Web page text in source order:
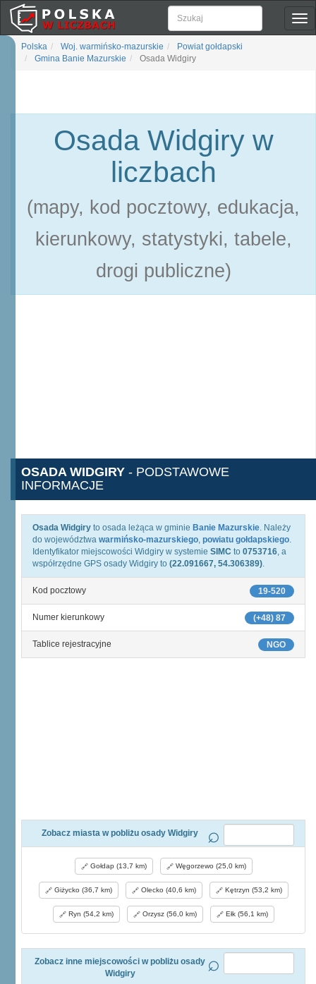
Polska Woj. warmińsko-mazurskie
Powiat gołdapski
Gmina Banie Mazurskie
Osada Widgiry
Osada Widgiry w
liczbach
(mapy, kod pocztowy, edukacja,
kierunkowy, statystyki, tabele,
drogi publiczne)
OSADA WIDGIRY - PODSTAWOWE
INFORMACJE
Osada Widgiry to osada leżąca w gminie Banie Mazurskie. Należy
do województwa warmińsko-mazurskiego, powiatu gołdapskiego.
Identyfikator miejscowości Widgiry w systemie SIMC to 0753716, a
współrzędne GPS osady Widgiry to (22.091667, 54.306389).
19-520
Kod pocztowy
(+48) 87
Numer kierunkowy
NGO
Tablice rejestracyjne
Zobacz miasta w pobliżu osady Widgiry
Gołdap (13,7 km) Węgorzewo (25,0 km)
Giżycko (36,7 km) Olecko (40,6 km) Kętrzyn (53,2 km)
Ryn (54,2 km) Orzysz (56,0 km) Ełk (56,1 km)
Zobacz inne miejscowości w pobliżu osady
Widgiry